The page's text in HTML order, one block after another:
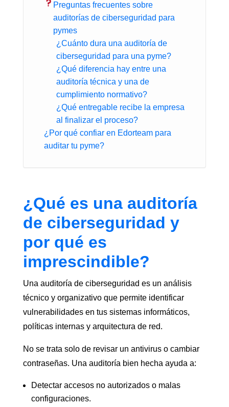
Preguntas frecuentes sobre
auditorías de ciberseguridad para
pymes
¿Cuánto dura una auditoría de
ciberseguridad para una pyme?
¿Qué diferencia hay entre una
auditoría técnica y una de
cumplimiento normativo?
¿Qué entregable recibe la empresa
al finalizar el proceso?
¿Por qué confiar en Edorteam para
auditar tu pyme?
¿Qué es una auditoría
de ciberseguridad y
por qué es
imprescindible?
Una auditoría de ciberseguridad es un análisis
técnico y organizativo que permite identificar
vulnerabilidades en tus sistemas informáticos,
políticas internas y arquitectura de red.
No se trata solo de revisar un antivirus o cambiar
contraseñas. Una auditoría bien hecha ayuda a:
Detectar accesos no autorizados o malas
configuraciones.